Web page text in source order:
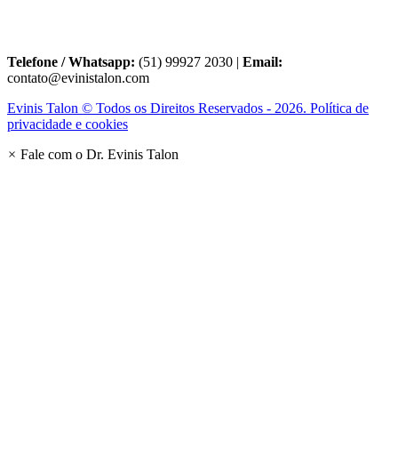
Telefone / Whatsapp: (51) 99927 2030 | Email:
contato@evinistalon.com
Evinis Talon © Todos os Direitos Reservados - 2026. Política de
privacidade e cookies
× Fale com o Dr. Evinis Talon